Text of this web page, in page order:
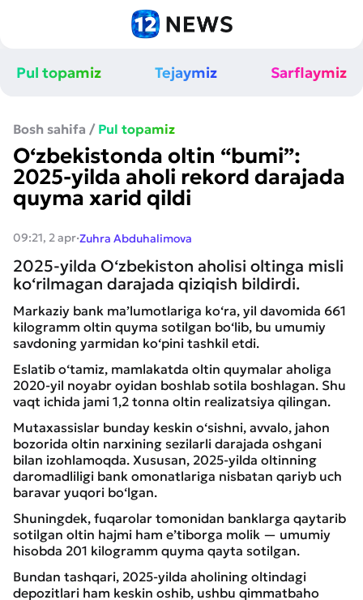
Pul topamiz Tejaymiz Sarflaymiz
Bosh sahifa / Pul topamiz
O‘zbekistonda oltin “bumi”:
2025-yilda aholi rekord darajada
quyma xarid qildi
09:21, 2 apr·Zuhra Abduhalimova
2025-yilda O‘zbekiston aholisi oltinga misli
ko‘rilmagan darajada qiziqish bildirdi.
Markaziy bank ma’lumotlariga ko‘ra, yil davomida 661
kilogramm oltin quyma sotilgan bo‘lib, bu umumiy
savdoning yarmidan ko‘pini tashkil etdi.
Eslatib o‘tamiz, mamlakatda oltin quymalar aholiga
2020-yil noyabr oyidan boshlab sotila boshlagan. Shu
vaqt ichida jami 1,2 tonna oltin realizatsiya qilingan.
Mutaxassislar bunday keskin o‘sishni, avvalo, jahon
bozorida oltin narxining sezilarli darajada oshgani
bilan izohlamoqda. Xususan, 2025-yilda oltinning
daromadliligi bank omonatlariga nisbatan qariyb uch
baravar yuqori bo‘lgan.
Shuningdek, fuqarolar tomonidan banklarga qaytarib
sotilgan oltin hajmi ham e’tiborga molik — umumiy
hisobda 201 kilogramm quyma qayta sotilgan.
Bundan tashqari, 2025-yilda aholining oltindagi
depozitlari ham keskin oshib, ushbu qimmatbaho